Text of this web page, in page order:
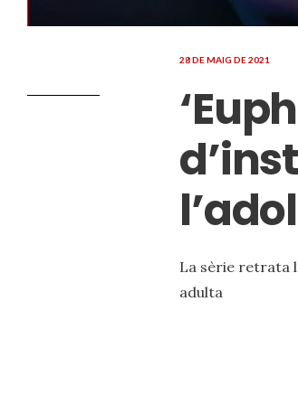
28 DE MAIG DE 2021
La sèrie retrata
adulta